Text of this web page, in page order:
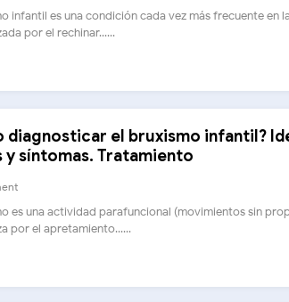
infantil es una condición cada vez más frecuente
por el rechinar......
diagnosticar el bruxismo infantil?
y síntomas. Tratamiento
es una actividad parafuncional (movimientos sin
por el apretamiento......